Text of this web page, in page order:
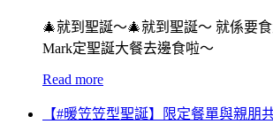
🎄就到聖誕～🎄就到聖誕～ 就係要
Mark定聖誕大餐去邊食啦～
Read more
【#暖笠笠型聖誕】限定餐單與親朋